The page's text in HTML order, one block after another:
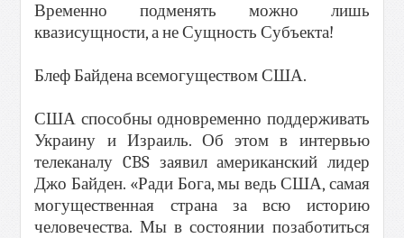
Временно подменять можно лишь
квазисущности, а не Сущность Субъекта!
Блеф Байдена всемогуществом США.
США способны одновременно поддерживать
Украину и Израиль. Об этом в интервью
телеканалу CBS заявил американский лидер
Джо Байден. «Ради Бога, мы ведь США, самая
могущественная страна за всю историю
человечества. Мы в состоянии позаботиться